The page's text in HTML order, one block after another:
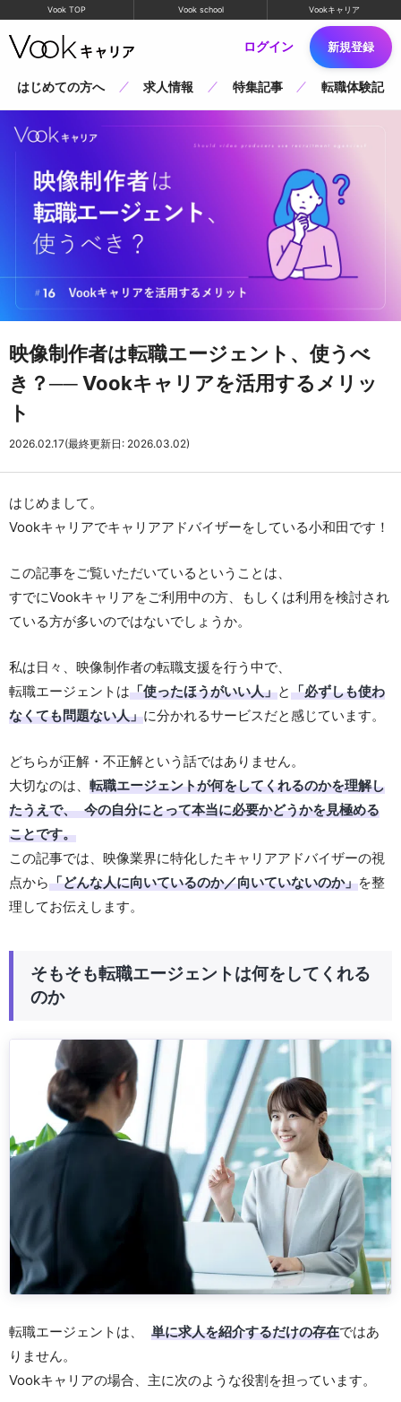
Vook TOP Vook school Vookキャリア
ログイン 新規登録
はじめての方へ 求人情報 特集記事 転職体験記
映像制作者は転職エージェント、使うべ
き？── Vookキャリアを活用するメリッ
ト
2026.02.17(最終更新日: 2026.03.02)
はじめまして。
Vookキャリアでキャリアアドバイザーをしている小和田です！
この記事をご覧いただいているということは、
すでにVookキャリアをご利用中の方、もしくは利用を検討され
ている方が多いのではないでしょうか。
私は日々、映像制作者の転職支援を行う中で、
転職エージェントは「使ったほうがいい人」と「必ずしも使わ
なくても問題ない人」に分かれるサービスだと感じています。
どちらが正解・不正解という話ではありません。
大切なのは、 転職エージェントが何をしてくれるのかを理解し
たうえで、 今の自分にとって本当に必要かどうかを見極める
ことです。
この記事では、映像業界に特化したキャリアアドバイザーの視
点から「どんな人に向いているのか／向いていないのか」を整
理してお伝えします。
そもそも転職エージェントは何をしてくれる
のか
転職エージェントは、 単に求人を紹介するだけの存在ではあ
りません。
Vookキャリアの場合、主に次のような役割を担っています。